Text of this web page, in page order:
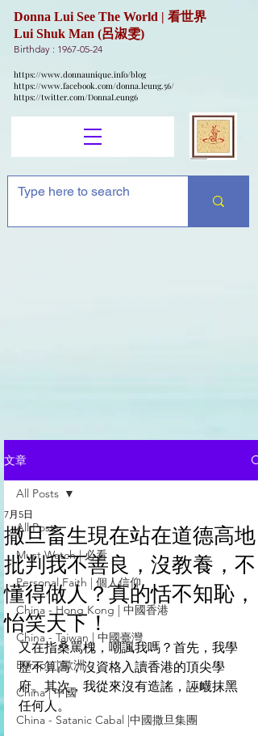
Donna Lui See The World | 看世界
Lui Shuk Man (呂淑雯)
Birthday : 1967-05-24
https://www.donnaunique.info/blog
https://www.facebook.com/donna.leung.56/
https://twitter.com/DonnaLeung6
文章
All Posts
Must Watch | 必看
Personal Faith | 個人信仰
China - Hong Kong | 中國香港
China - Taiwan | 中國臺灣
Europe | 歐洲
China | 中國
China - Satanic Cabal |中國撒旦集團
All Posts
撒旦畜生現在站在道德高地
批判我不善良，沒教養，不
懂得做人？真的恬不知恥，
怡笑天下！
7月5日
又在指桑罵槐，嘲諷我嗎？首先，我學
歷不算高，沒資格入讀香港的頂尖學
府。其次，我從來沒有造謠，誣衊抹黑
任何人。